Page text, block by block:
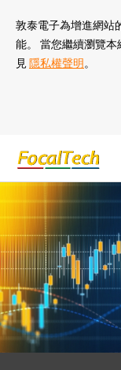
敦泰電子為增進網站
能。 當您繼續瀏覽
見 隱私權聲明 。